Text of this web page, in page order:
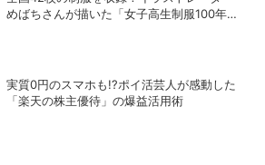
めばちさんが描いた「女子高生制服100年図
実質0円のスマホも!?ポイ活芸人が感動した
「楽天の株主優待」の爆益活用術